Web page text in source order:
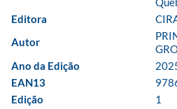
Editora
Autor
Ano da Edição
EAN13
Edição
1